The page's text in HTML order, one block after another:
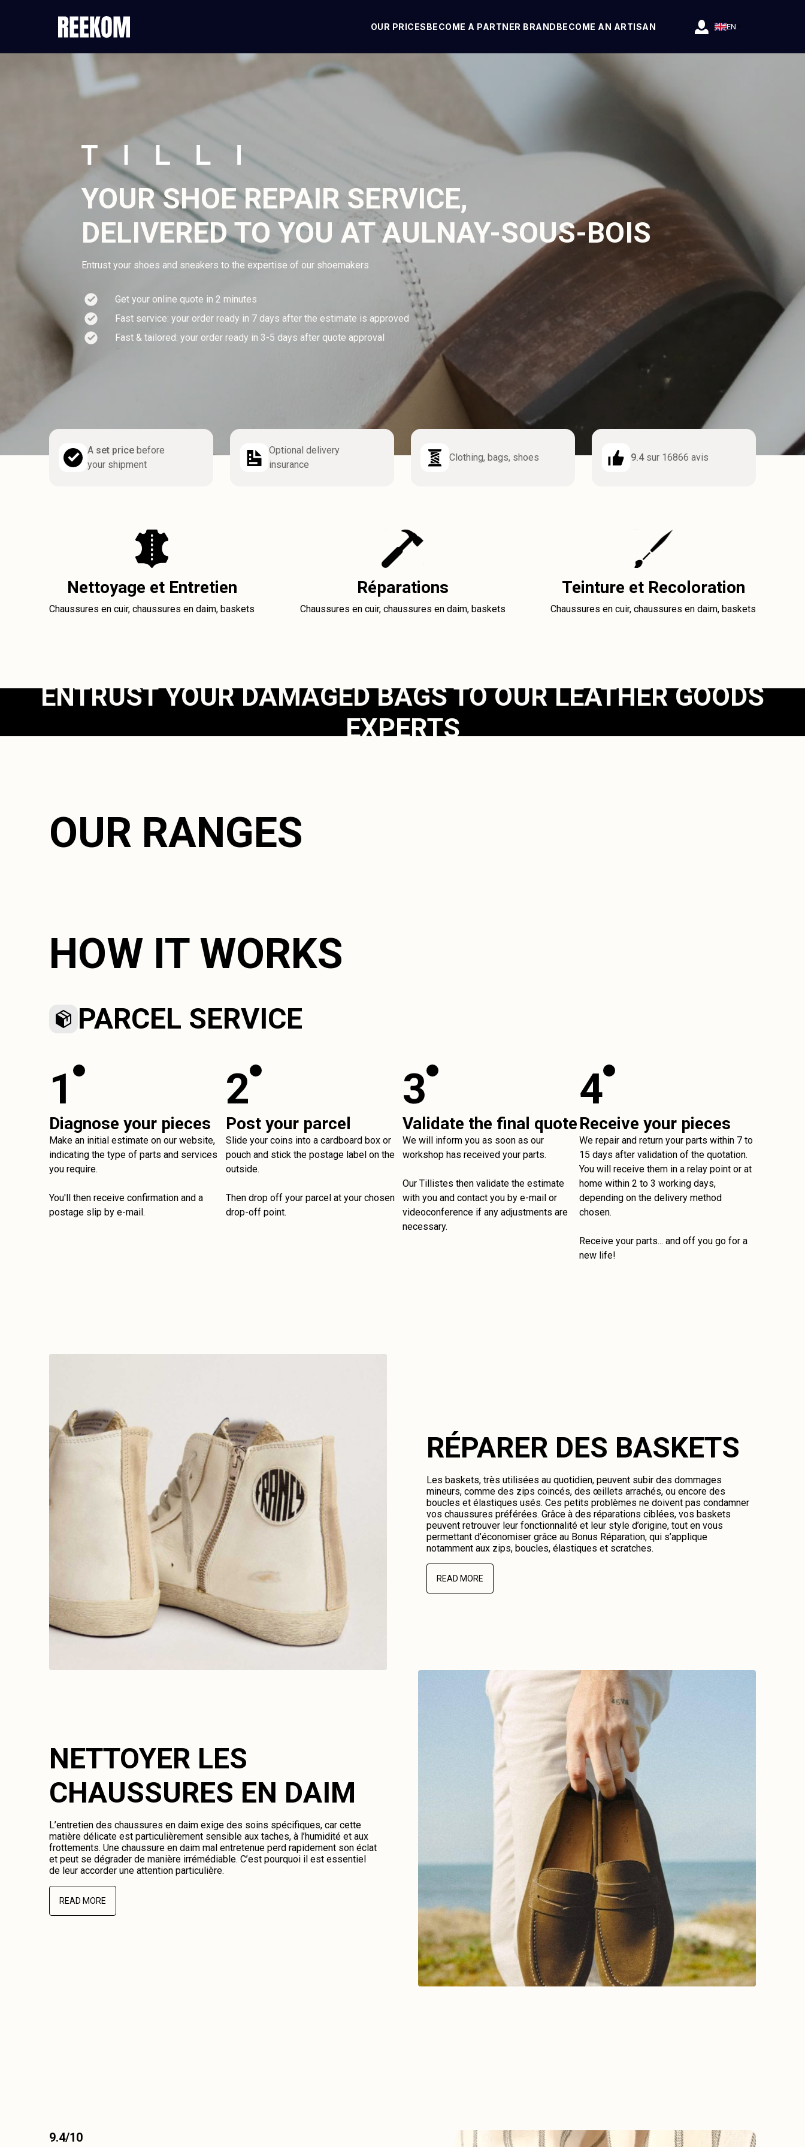
OUR PRICESBECOME A PARTNER BRANDBECOME AN ARTISAN EN
YOUR SHOE REPAIR SERVICE,
DELIVERED TO YOU AT AULNAY-SOUS-BOIS
Entrust your shoes and sneakers to the expertise of our shoemakers
Get your online quote in 2 minutes
Fast service: your order ready in 7 days after the estimate is approved
Fast & tailored: your order ready in 3-5 days after quote approval
A set price before
your shipment
Optional delivery
insurance
Clothing, bags, shoes 9.4sur 16866 avis
Nettoyage et Entretien
Chaussures en cuir, chaussures en daim, baskets
Réparations
Chaussures en cuir, chaussures en daim, baskets
Teinture et Recoloration
Chaussures en cuir, chaussures en daim, baskets
ENTRUST YOUR DAMAGED BAGS TO OUR LEATHER GOODS
EXPERTS
OUR RANGES
HOW IT WORKS
PARCEL SERVICE
1
Diagnose your pieces
Make an initial estimate on our website,
indicating the type of parts and services
you require.
You'll then receive confirmation and a
postage slip by e-mail.
2
Post your parcel
Slide your coins into a cardboard box or
pouch and stick the postage label on the
outside.
Then drop off your parcel at your chosen
drop-off point.
3
Validate the final quote
We will inform you as soon as our
workshop has received your parts.
Our Tillistes then validate the estimate
with you and contact you by e-mail or
videoconference if any adjustments are
necessary.
4
Receive your pieces
We repair and return your parts within 7 to
15 days after validation of the quotation.
You will receive them in a relay point or at
home within 2 to 3 working days,
depending on the delivery method
chosen.
Receive your parts... and off you go for a
new life!
RÉPARER DES BASKETS
Les baskets, très utilisées au quotidien, peuvent subir des dommages
mineurs, comme des zips coincés, des œillets arrachés, ou encore des
boucles et élastiques usés. Ces petits problèmes ne doivent pas condamner
vos chaussures préférées. Grâce à des réparations ciblées, vos baskets
peuvent retrouver leur fonctionnalité et leur style d’origine, tout en vous
permettant d’économiser grâce au Bonus Réparation, qui s’applique
notamment aux zips, boucles, élastiques et scratches.
READ MORE
NETTOYER LES
CHAUSSURES EN DAIM
L’entretien des chaussures en daim exige des soins spécifiques, car cette
matière délicate est particulièrement sensible aux taches, à l’humidité et aux
frottements. Une chaussure en daim mal entretenue perd rapidement son éclat
et peut se dégrader de manière irrémédiable. C’est pourquoi il est essentiel
de leur accorder une attention particulière.
READ MORE
9.4/10